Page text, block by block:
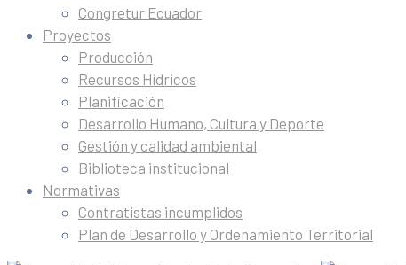
Congretur Ecuador
Proyectos
Producción
Recursos Hídricos
Planificación
Desarrollo Humano, Cultura y Deporte
Gestión y calidad ambiental
Biblioteca institucional
Normativas
Contratistas incumplidos
Plan de Desarrollo y Ordenamiento Territorial